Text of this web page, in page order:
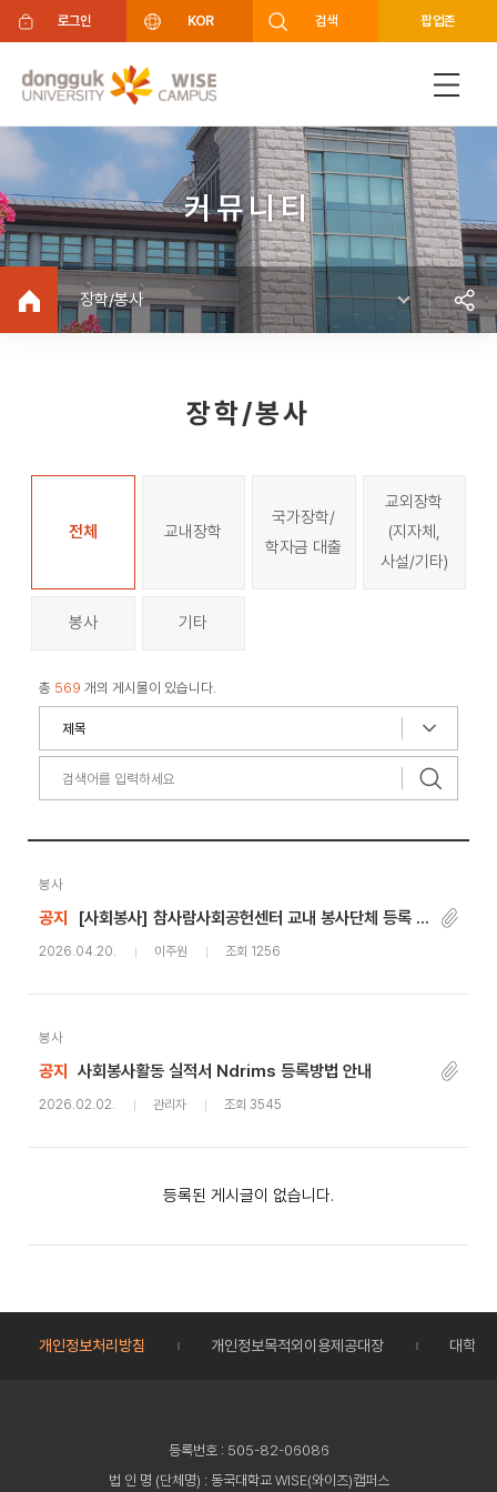
주메뉴 바로가기
푸터 바로가기
로그인 KOR 검색 팝업존
커뮤니티
장학/봉사
장학/봉사
전체 교내장학
국가장학/
학자금 대출
교외장학
(지자체,
사설/기타)
봉사 기타
총 569 개의 게시물이 있습니다.
봉사
공지 [사회봉사] 참사람사회공헌센터 교내 봉사단체 등록 방법 안내
2026.04.20. 이주원 조회 1256
봉사
공지 사회봉사활동 실적서 Ndrims 등록방법 안내
2026.02.02. 관리자 조회 3545
등록된 게시글이 없습니다.
개인정보처리방침 개인정보목적외이용제공대장 대학정
등록번호 : 505-82-06086
법 인 명 (단체명) : 동국대학교 WISE(와이즈)캠퍼스